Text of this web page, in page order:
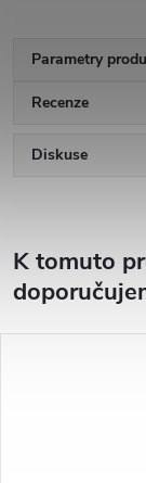
Parametry
Recenze
Diskuse
K tomuto